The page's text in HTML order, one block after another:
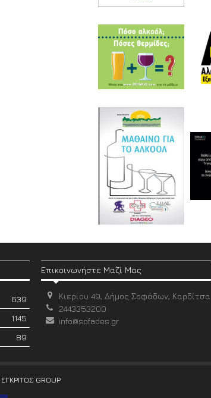
639
1145
89
Επικοινωνήστε Μαζί Μας
Κιερίου 49, Δήμος Σοφάδων, Καρδίτσα
2443353200
info@sofades.gr
ΕΓΚΡΙΤΟΣ GROUP